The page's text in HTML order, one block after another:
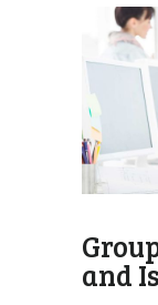
and